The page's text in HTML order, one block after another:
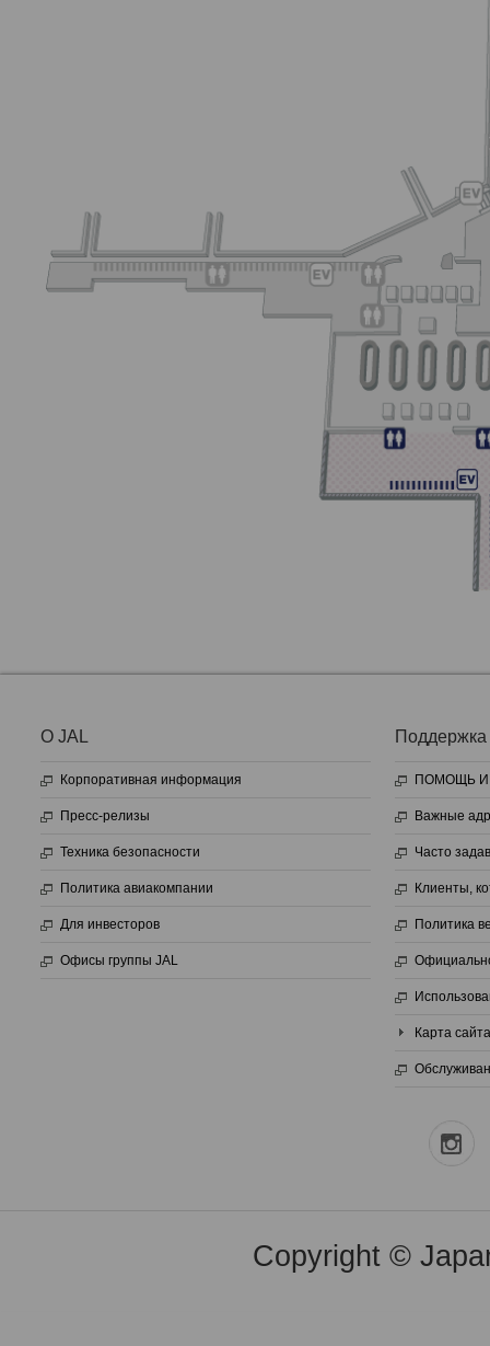
О JAL
Корпоративная информация
Пресс-релизы
Техника безопасности
Политика авиакомпании
Для инвесторов
Офисы группы JAL
Поддержка
ПОМОЩЬ И
Важные
Часто
Клиенты,
Политика
Карта сайта
Copyright ©